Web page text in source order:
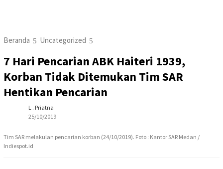
Beranda Uncategorized
7 Hari Pencarian ABK Haiteri 1939,
Korban Tidak Ditemukan Tim SAR
Hentikan Pencarian
L . Priatna
25/10/2019
Tim SAR melakulan pencarian korban (24/10/2019). Foto : Kantor SAR Medan /
Indiespot.id